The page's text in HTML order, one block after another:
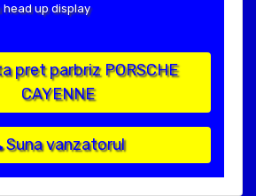
head up display
pret parbriz PORSCHE
CAYENNE
Suna vanzatorul